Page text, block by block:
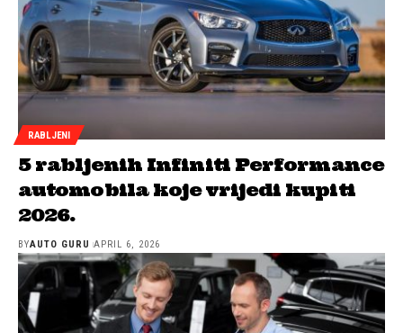
RABLJENI
5 rabljenih Infiniti Performance
automobila koje vrijedi kupiti
2026.
BYAUTO GURU APRIL 6, 2026